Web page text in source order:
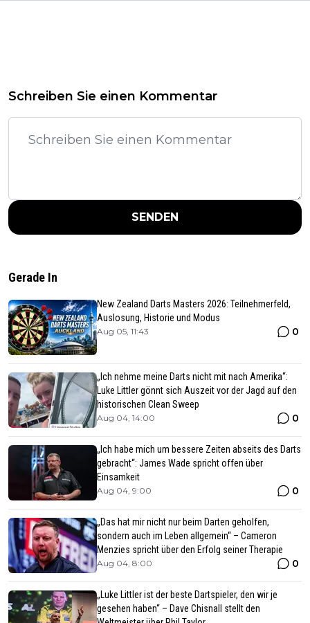
Schreiben Sie einen Kommentar
SENDEN
Gerade In
New Zealand Darts Masters 2026: Teilnehmerfeld,
Auslosung, Historie und Modus
Aug 05, 11:43 0
„Ich nehme meine Darts nicht mit nach Amerika“:
Luke Littler gönnt sich Auszeit vor der Jagd auf den
historischen Clean Sweep
Aug 04, 14:00 0
„Ich habe mich um bessere Zeiten abseits des Darts
gebracht“: James Wade spricht offen über
Einsamkeit
Aug 04, 9:00 0
„Das hat mir nicht nur beim Darten geholfen,
sondern auch im Leben allgemein“ – Cameron
Menzies spricht über den Erfolg seiner Therapie
Aug 04, 8:00 0
„Luke Littler ist der beste Dartspieler, den wir je
gesehen haben“ – Dave Chisnall stellt den